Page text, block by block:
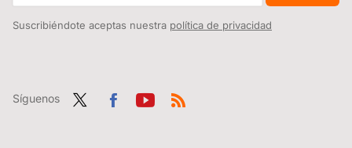
Suscribiéndote aceptas nuestra política de privacidad
Síguenos